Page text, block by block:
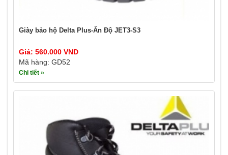
Giày bảo hộ Delta Plus-Ấn Độ JET3-S3
Giá: 560.000 VND
Mã hàng: GD52
Chi tiết »